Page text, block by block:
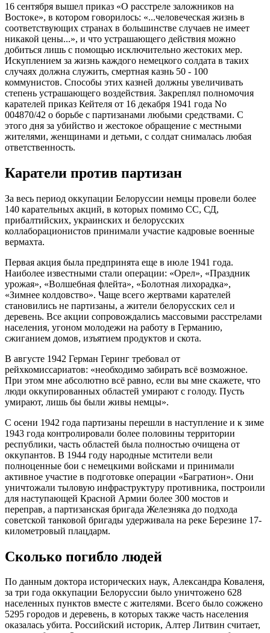
16 сентября вышел приказ «О расстреле заложников на
Востоке», в котором говорилось: «...человеческая жизнь в
соответствующих странах в большинстве случаев не имеет
никакой цены...», и что устрашающего действия можно
добиться лишь с помощью исключительно жестоких мер.
Искуплением за жизнь каждого немецкого солдата в таких
случаях должна служить, смертная казнь 50 - 100
коммунистов. Способы этих казней должны увеличивать
степень устрашающего воздействия. Закреплял полномочия
карателей приказ Кейтеля от 16 декабря 1941 года No
004870/42 о борьбе с партизанами любыми средствами. С
этого дня за убийство и жестокое обращение с местными
жителями, женщинами и детьми, с солдат снималась любая
ответственность.
Каратели против партизан
За весь период оккупации Белоруссии немцы провели более
140 карательных акций, в которых помимо СС, СД,
прибалтийских, украинских и белорусских
коллаборационистов принимали участие кадровые военные
вермахта.
Первая акция была предпринята еще в июле 1941 года.
Наиболее известными стали операции: «Орел», «Праздник
урожая», «Волшебная флейта», «Болотная лихорадка»,
«Зимнее колдовство». Чаще всего жертвами карателей
становились не партизаны, а жители белорусских сел и
деревень. Все акции сопровождались массовыми расстрелами
населения, угоном молодежи на работу в Германию,
сжиганием домов, изъятием продуктов и скота.
В августе 1942 Герман Геринг требовал от
рейхкомиссариатов: «необходимо забирать всё возможное.
При этом мне абсолютно всё равно, если вы мне скажете, что
люди оккупированных областей умирают с голоду. Пусть
умирают, лишь бы были живы немцы».
С осени 1942 года партизаны перешли в наступление и к зиме
1943 года контролировали более половины территории
республики, часть областей была полностью очищена от
оккупантов. В 1944 году народные мстители вели
полноценные бои с немецкими войсками и принимали
активное участие в подготовке операции «Багратион». Они
уничтожали тыловую инфраструктуру противника, построили
для наступающей Красной Армии более 300 мостов и
переправ, а партизанская бригада Железняка до подхода
советской танковой бригады удерживала на реке Березине 17-
километровый плацдарм.
Сколько погибло людей
По данным доктора исторических наук, Александра Коваленя,
за три года оккупации Белоруссии было уничтожено 628
населенных пунктов вместе с жителями. Всего было сожжено
5295 городов и деревень, в которых также часть населения
оказалась убита. Российский историк, Алтер Литвин считает,